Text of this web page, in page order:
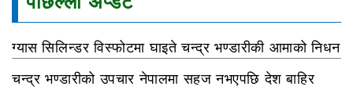
ग्यास सिलिन्डर विस्फोटमा घाइते चन्द्र भण्डारीकी आमाको निधन
चन्द्र भण्डारीको उपचार नेपालमा सहज नभएपछि देश बाहिर